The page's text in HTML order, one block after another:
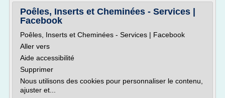
Poêles, Inserts et Cheminées - Services |
Facebook
Poêles, Inserts et Cheminées - Services | Facebook
Aller vers
Aide accessibilité
Supprimer
Nous utilisons des cookies pour personnaliser le contenu,
ajuster et...